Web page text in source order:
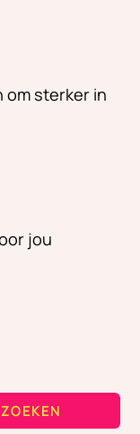
om sterker in
jou
ZOEKEN